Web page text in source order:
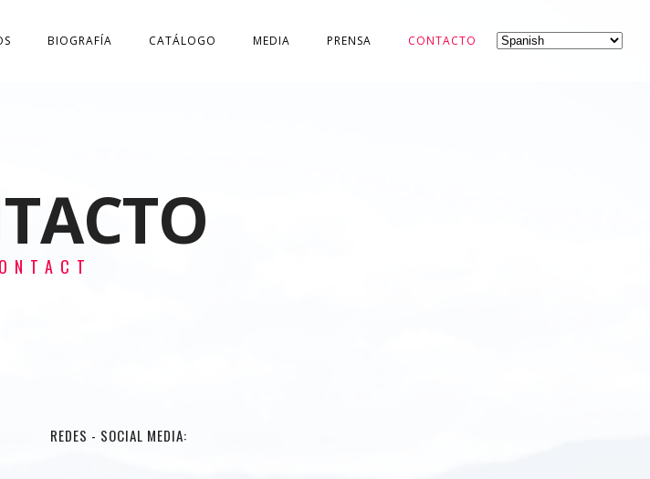
BIOGRAFÍA CATÁLOGO MEDIA PRENSA CONTACTO
REDES - SOCIAL MEDIA: